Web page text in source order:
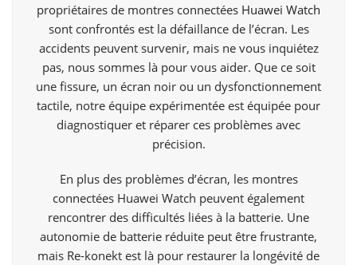
propriétaires de montres connectées Huawei Watch
sont confrontés est la défaillance de l’écran. Les
accidents peuvent survenir, mais ne vous inquiétez
pas, nous sommes là pour vous aider. Que ce soit
une fissure, un écran noir ou un dysfonctionnement
tactile, notre équipe expérimentée est équipée pour
diagnostiquer et réparer ces problèmes avec
précision.
En plus des problèmes d’écran, les montres
connectées Huawei Watch peuvent également
rencontrer des difficultés liées à la batterie. Une
autonomie de batterie réduite peut être frustrante,
mais Re-konekt est là pour restaurer la longévité de